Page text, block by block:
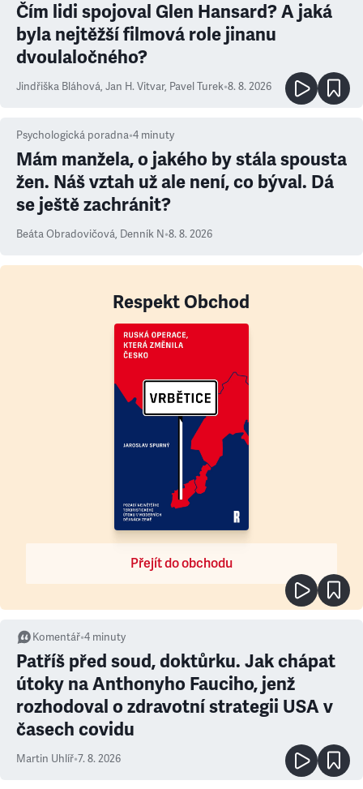
Čím lidi spojoval Glen Hansard? A jaká
byla nejtěžší filmová role jinanu
dvoulaločného?
Jindřiška Bláhová, Jan H. Vitvar, Pavel Turek•8. 8. 2026
Psychologická poradna•4 minuty
Mám manžela, o jakého by stála spousta
žen. Náš vztah už ale není, co býval. Dá
se ještě zachránit?
Beáta Obradovičová, Denník N•8. 8. 2026
Respekt Obchod
Přejít do obchodu
Komentář•4 minuty
Patříš před soud, doktůrku. Jak chápat
útoky na Anthonyho Fauciho, jenž
rozhodoval o zdravotní strategii USA v
časech covidu
Martin Uhlíř•7. 8. 2026